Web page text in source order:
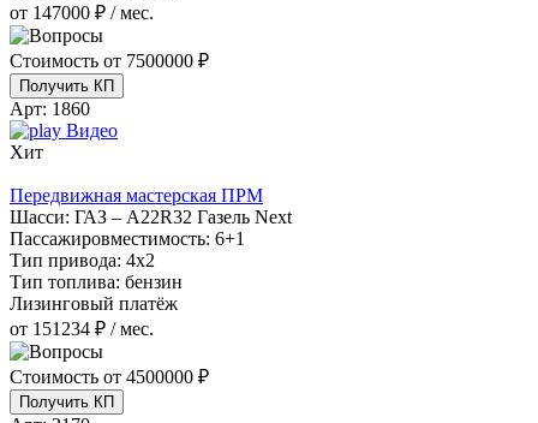
от 147000 ₽ / мес.
Стоимость от 7500000 ₽
Получить КП
Арт: 1860
Видео
Хит
Передвижная мастерская ПРМ
Шасси: ГАЗ – A22R32 Газель Next
Пассажировместимость: 6+1
Тип привода: 4х2
Тип топлива: бензин
Лизинговый платёж
от 151234 ₽ / мес.
Стоимость от 4500000 ₽
Получить КП